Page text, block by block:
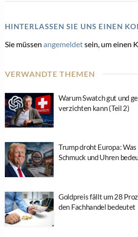
HINTERLASSEN SIE UNS EINEN
Sie müssen angemeldetsein, um einen
VERWANDTE THEMEN
Warum Swatch gut und
verzichten kann (Teil 2)
Trump droht Europa:
Schmuck und Uhren
Goldpreis fällt um 28
den Fachhandel bedeutet